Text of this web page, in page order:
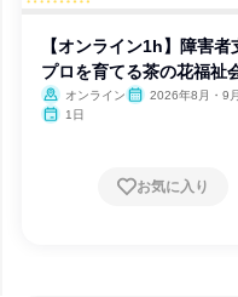
【オンライン1h】障害者
プロを育てる茶の花福祉
介
オンライン
2026年8月・9
1日
お気に入り